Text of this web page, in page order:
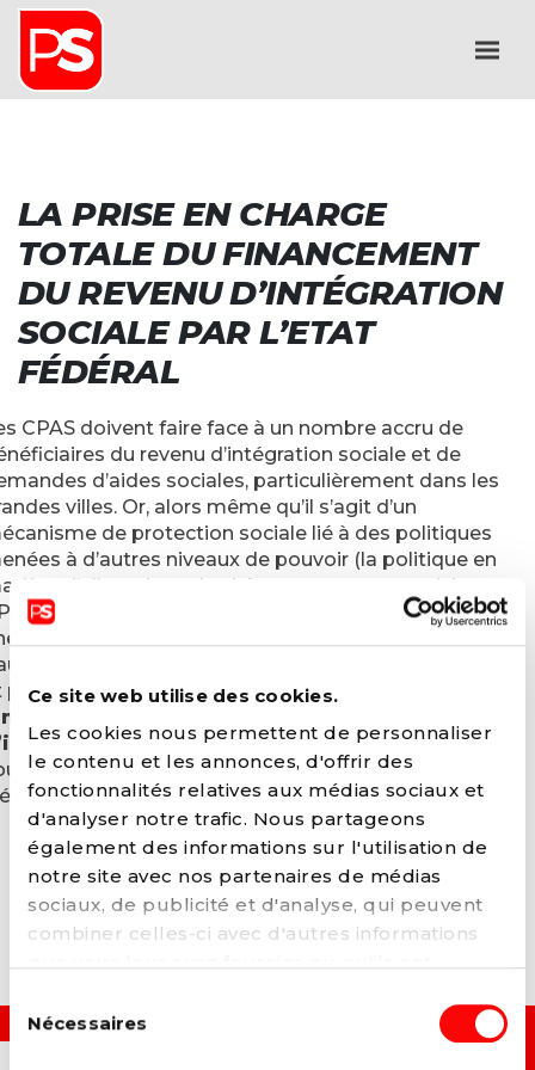
Ce site web utilise des cookies.
Les cookies nous permettent de personnaliser
le contenu et les annonces, d'offrir des
fonctionnalités relatives aux médias sociaux et
d'analyser notre trafic. Nous partageons
également des informations sur l'utilisation de
notre site avec nos partenaires de médias
sociaux, de publicité et d'analyse, qui peuvent
combiner celles-ci avec d'autres informations
services. Vous pouvez à tout moment modifier
politique
duNécessaires
LA PRISE EN CHARGE
TOTALE DU FINANCEMENT
DU REVENU D’INTÉGRATION
SOCIALE PAR L’ETAT
FÉDÉRAL
CPAS doivent faire face à un nombre accru de
du revenu d’intégration sociale et de
d’aides sociales, particulièrement dans les
villes. Or, alors même qu’il s’agit d’un
de protection sociale lié à des politiques
à d’autres niveaux de pouvoir (la politique en
d’allocations de chômage notamment), les
doivent les financer partiellement, créant ainsi
charge importante pour les communes
et une inégalité entre communes aisées
plus pauvres. Le PS propose dès lors de
du financement du revenu
sociale (RIS) au niveau fédéralpour
les finances communales et mettre fin aux
entre communes.